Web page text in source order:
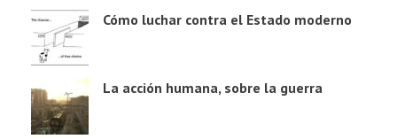
Cómo luchar contra el Estado moderno
La acción humana, sobre la guerra